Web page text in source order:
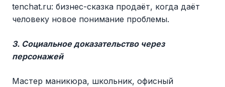
tenchat.ru: бизнес-сказка продаёт, когда даёт
человеку новое понимание проблемы.
3. Социальное доказательство через
персонажей
Мастер маникюра, школьник, офисный